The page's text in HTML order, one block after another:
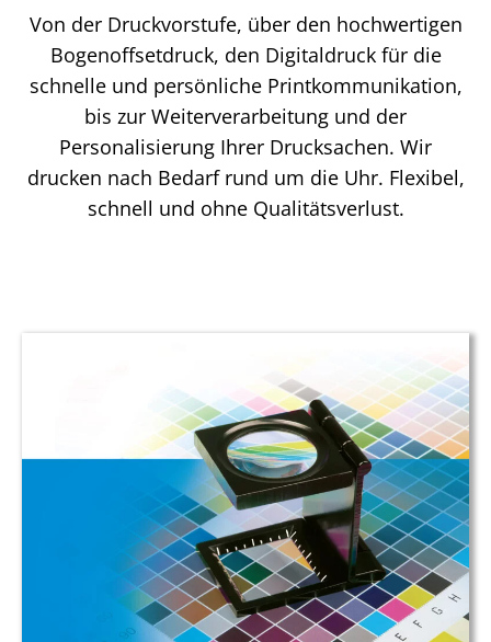
Von der Druckvorstufe, über den hochwertigen
Bogen­offsetdruck, den Digitaldruck für die
schnelle und persönliche Printkommunikation,
bis zur Weiterver­arbeitung und der
Personalisierung Ihrer Drucksachen. Wir
drucken nach Bedarf rund um die Uhr. Flexibel,
schnell und ohne Qualitätsverlust.